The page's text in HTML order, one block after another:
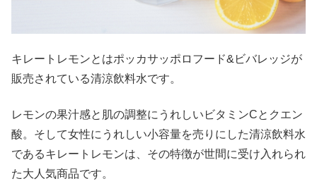
キレートレモンとはポッカサッポロフード&ビバレッジが
販売されている清涼飲料水です。
レモンの果汁感と肌の調整にうれしいビタミンCとクエン
酸。そして女性にうれしい小容量を売りにした清涼飲料水
であるキレートレモンは、その特徴が世間に受け入れられ
た大人気商品です。